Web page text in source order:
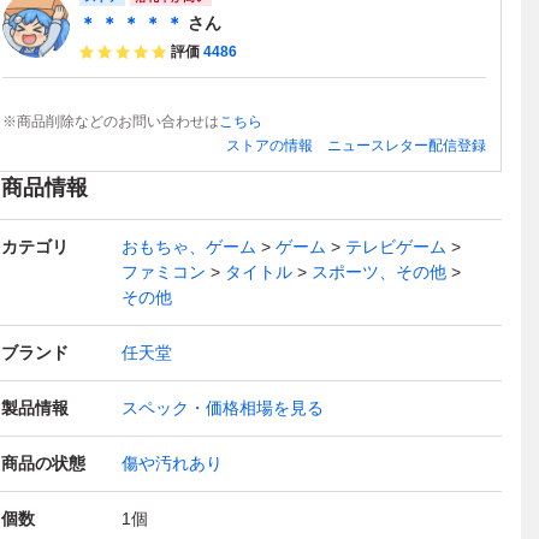
＊ ＊ ＊ ＊ ＊ さん
評価 4486
※商品削除などのお問い合わせはこちら
ストアの情報
ニュースレター配信登録
商品情報
カテゴリ おもちゃ、ゲーム ゲーム
テレビゲーム
ファミコン
タイトル
スポーツ、その他
その他
ブランド 任天堂
製品情報 スペック・価格相場を見る
商品の状態 傷や汚れあり
個数 1個